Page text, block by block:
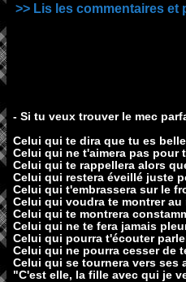
>> Lis les commentaires et
- Si tu veux trouver le mec
Celui qui te dira que tu es
Celui qui ne t'aimera pas pour
Celui qui te rappellera alors
Celui qui restera éveillé juste
Celui qui t'embrassera sur le
Celui qui voudra te montrer
Celui qui te montrera
Celui qui ne te fera jamais
Celui qui pourra t'écouter
Celui qui ne pourra cesser de
Celui qui se tournera vers ses
"C'est elle, la fille avec qui je